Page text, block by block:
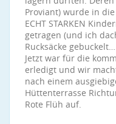
Proviant) wurde in
ECHT STARKEN
getragen (und ich
Rucksäcke
Jetzt war für die
erledigt und wir
nach einem
Hüttenterrasse
Rote Flüh auf.